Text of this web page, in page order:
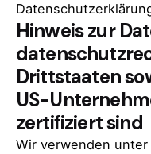
Hinweis zur
Drittstaaten
US-
zertifiziert sind
Wir verwenden